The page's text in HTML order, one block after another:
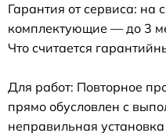
Гарантия от сервиса: на
комплектующие — до 3
Что считается
Для работ: Повторное
прямо обусловлен с
неправильная установка